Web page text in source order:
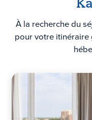
À la recherche du
pour votre itinéraire